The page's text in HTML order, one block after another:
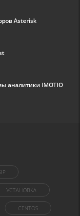
Asterisk
аналитики IMOTIO
УСТАНОВКА
CENTOS